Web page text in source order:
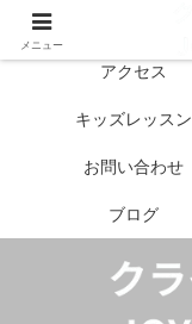
アクセス
キッズレッスン
お問い合わせ
ブログ
メニュー